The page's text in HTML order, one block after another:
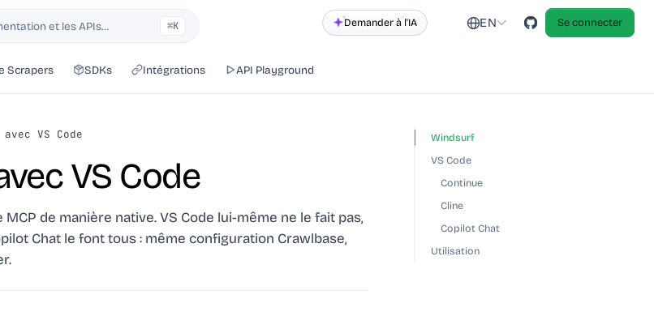
et les APIs… ⌘K Demander à l'IA EN Se connecter
Scrapers SDKs Intégrations API Playground
VS Code
VS Code
de manière native. VS Code lui-même ne le fait pas,
Chat le font tous : même configuration Crawlbase,
Windsurf
VS Code
Continue
Cline
Copilot Chat
Utilisation